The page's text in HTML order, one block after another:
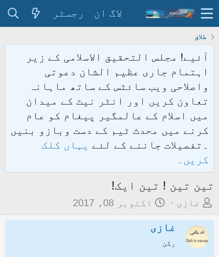
لاگ ان رجسٹر
طلاق
آئیے! مجلس التحقیق الاسلامی کے زیر
اہتمام جاری عظیم الشان دعوتی
واصلاحی ویب سائٹس کے ساتھ ماہانہ
تعاون کریں اور انٹر نیٹ کے میدان
میں اسلام کے عالمگیر پیغام کو عام
کرنے میں محدث ٹیم کے دست وبازو بنیں
۔تفصیلات جاننے کے لئے یہاں کلک
کریں۔
تین تین ! تین ایک!
م
ض
و
غازی
ت
ر
اکتوبر 08، 2017
غازی
رکن